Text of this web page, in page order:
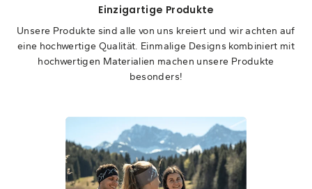
Einzigartige Produkte
Unsere Produkte sind alle von uns kreiert und wir achten auf
eine hochwertige Qualität. Einmalige Designs kombiniert mit
hochwertigen Materialien machen unsere Produkte
besonders!